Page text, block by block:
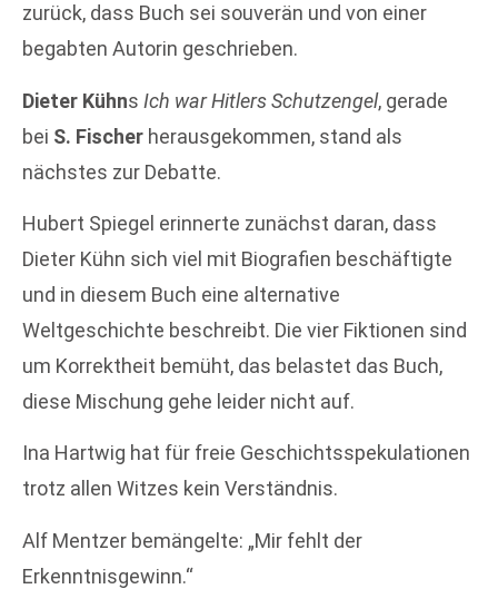
zurück, dass Buch sei souverän und von einer
begabten Autorin geschrieben.
Dieter Kühns Ich war Hitlers Schutzengel, gerade
bei S. Fischer herausgekommen, stand als
nächstes zur Debatte.
Hubert Spiegel erinnerte zunächst daran, dass
Dieter Kühn sich viel mit Biografien beschäftigte
und in diesem Buch eine alternative
Weltgeschichte beschreibt. Die vier Fiktionen sind
um Korrektheit bemüht, das belastet das Buch,
diese Mischung gehe leider nicht auf.
Ina Hartwig hat für freie Geschichtsspekulationen
trotz allen Witzes kein Verständnis.
Alf Mentzer bemängelte: „Mir fehlt der
Erkenntnisgewinn.“